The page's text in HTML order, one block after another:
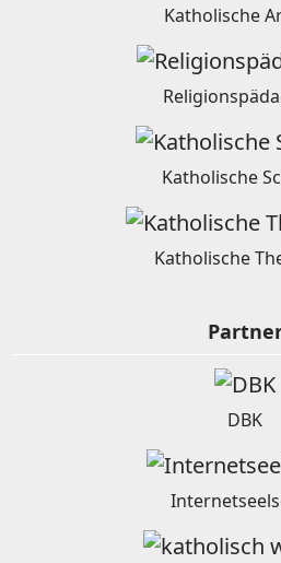
Katholische
Katholische
Katholische
DBK